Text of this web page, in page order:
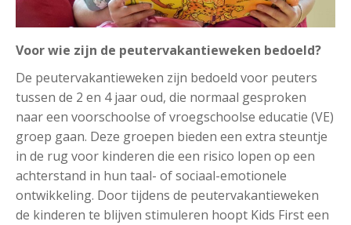
Voor wie zijn de peutervakantieweken bedoeld?
De peutervakantieweken zijn bedoeld voor peuters
tussen de 2 en 4 jaar oud, die normaal gesproken
naar een voorschoolse of vroegschoolse educatie (VE)
groep gaan. Deze groepen bieden een extra steuntje
in de rug voor kinderen die een risico lopen op een
achterstand in hun taal- of sociaal-emotionele
ontwikkeling. Door tijdens de peutervakantieweken
de kinderen te blijven stimuleren hoopt Kids First een